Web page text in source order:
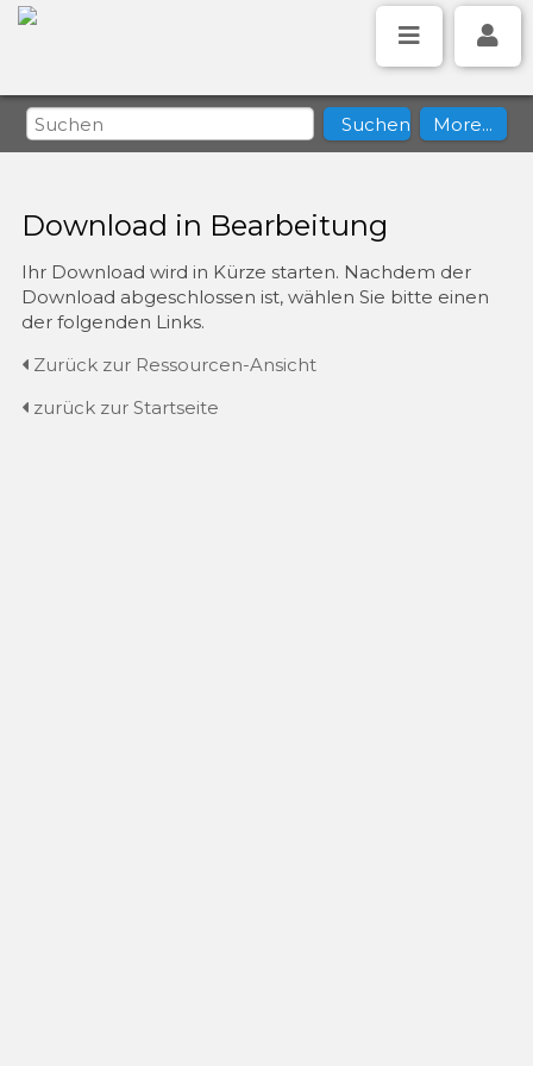
Download in Bearbeitung
Ihr Download wird in Kürze starten. Nachdem der
Download abgeschlossen ist, wählen Sie bitte einen
der folgenden Links.
Zurück zur Ressourcen-Ansicht
zurück zur Startseite